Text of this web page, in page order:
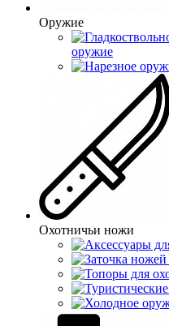
Оружие
оружие
Охотничьи ножи